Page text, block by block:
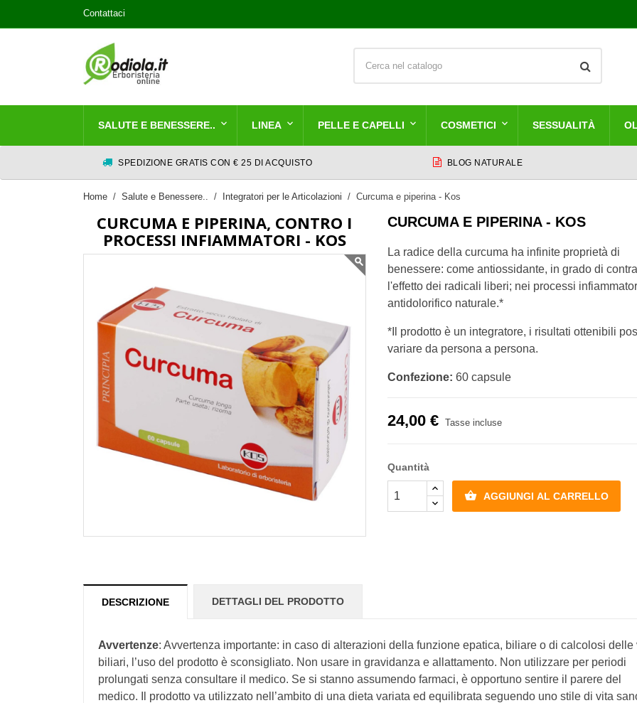
Contattaci
SALUTE E BENESSERE.. LINEA PELLE E CAPELLI COSMETICI SESSUALITÀ
SPEDIZIONE GRATIS CON € 25 DI ACQUISTO BLOG NATURALE
Home Salute e Benessere.. Integratori per le Articolazioni Curcuma e piperina - Kos
CURCUMA E PIPERINA, CONTRO I
PROCESSI INFIAMMATORI - KOS
CURCUMA E PIPERINA - KOS
La radice della curcuma ha infinite proprietà di
benessere: come antiossidante, in grado di
l'effetto dei radicali liberi; nei processi
antidolorifico naturale.*
*Il prodotto è un integratore, i risultati ottenibili
variare da persona a persona.
Confezione: 60 capsule
24,00 € Tasse incluse
Quantità
 AGGIUNGI AL CARRELLO
DESCRIZIONE DETTAGLI DEL PRODOTTO
Avvertenze: Avvertenza importante: in caso di alterazioni della funzione epatica, biliare o di calcolosi delle
biliari, l’uso del prodotto è sconsigliato. Non usare in gravidanza e allattamento. Non utilizzare per periodi
prolungati senza consultare il medico. Se si stanno assumendo farmaci, è opportuno sentire il parere del
medico. Il prodotto va utilizzato nell’ambito di una dieta variata ed equilibrata seguendo uno stile di vita